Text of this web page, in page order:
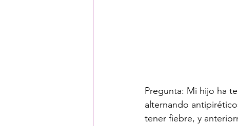
Pregunta: Mi hijo ha
alternando
tener fiebre, y